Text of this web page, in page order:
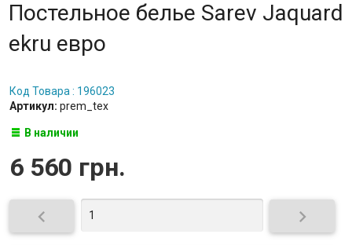
Постельное белье Sarev Jaquard
ekru евро
Код Товара : 196023
Артикул: prem_tex
В наличии
6 560 грн.
 